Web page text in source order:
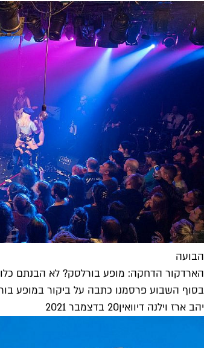
הבועה
הארדקור הדחקה: מופע בורלסק? לא הבנתם
בסוף השבוע פרסמנו כתבה על ביקור במופע
יהב ארז וילנה דיוואין20 בדצמבר 2021